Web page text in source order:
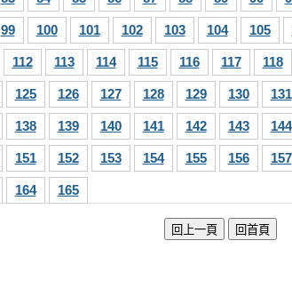
99 100 101 102 103 104 105
112 113 114 115 116 117 118
125 126 127 128 129 130 131
138 139 140 141 142 143 144
151 152 153 154 155 156 157
164 165